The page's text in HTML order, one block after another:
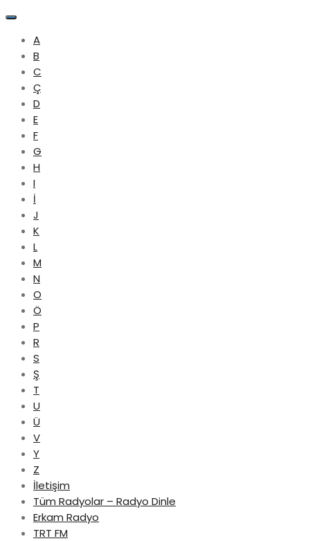
A
B
C
Ç
D
E
F
G
H
I
İ
J
K
L
M
N
O
Ö
P
R
S
Ş
T
U
Ü
V
Y
Z
İletişim
Tüm Radyolar – Radyo Dinle
Erkam Radyo
TRT FM